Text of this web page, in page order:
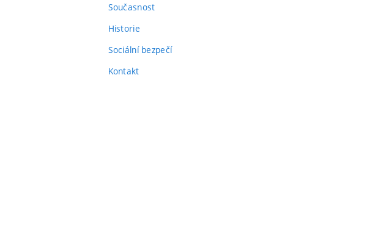
Současnost
Historie
Sociální bezpečí
Kontakt